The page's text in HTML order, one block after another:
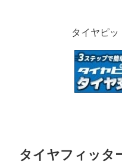
タイヤピッ
タイヤフィッタ